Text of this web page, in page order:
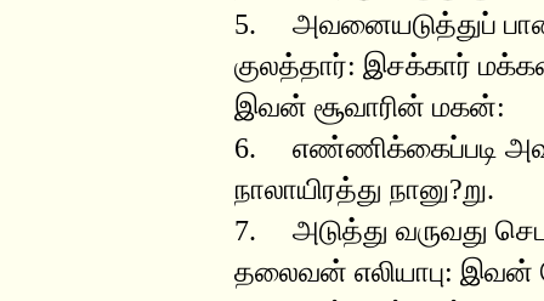
5. அவனையடுத்துப்
குலத்தார்: இசக்கார்
இவன் சூவாரின் மகன்:
6. எண்ணிக்கைப்படி
நாலாயிரத்து நானு?று.
7. அடுத்து வருவது
தலைவன் எலியாபு: